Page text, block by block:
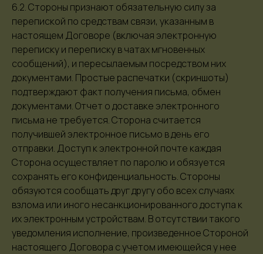
6.2. Стороны признают обязательную силу за
перепиской по средствам связи, указанным в
настоящем Договоре (включая электронную
переписку и переписку в чатах мгновенных
сообщений), и пересылаемым посредством них
документами. Простые распечатки (скриншоты)
подтверждают факт получения письма, обмен
документами. Отчет о доставке электронного
письма не требуется. Сторона считается
получившей электронное письмо в день его
отправки. Доступ к электронной почте каждая
Сторона осуществляет по паролю и обязуется
сохранять его конфиденциальность. Стороны
обязуются сообщать друг другу обо всех случаях
взлома или иного несанкционированного доступа к
их электронным устройствам. В отсутствии такого
уведомления исполнение, произведенное Стороной
настоящего Договора с учетом имеющейся у нее
Авторские права © 2026 Mari Cush. Все права
I
Политика обработки
персональных данных
Договор оферты
Даю свое согласие на обработкуперсональных
Подпишись на рассылку и получай
непринужденные письма от нашей команды.
Дарим промокод -10% на твою первую покупку.
ИНН 440118673984
ОГРНИП 320440100000617
Оператор персональных данных. Рег.